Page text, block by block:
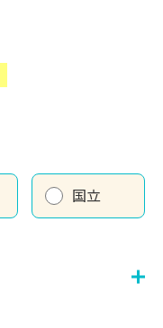
国立